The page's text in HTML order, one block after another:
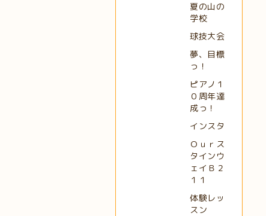
夏の山の
学校
球技大会
夢、目標
っ！
ピアノ１
０周年達
成っ！
インスタ
Ｏｕｒス
タインウ
ェイＢ２
１１
体験レッ
スン